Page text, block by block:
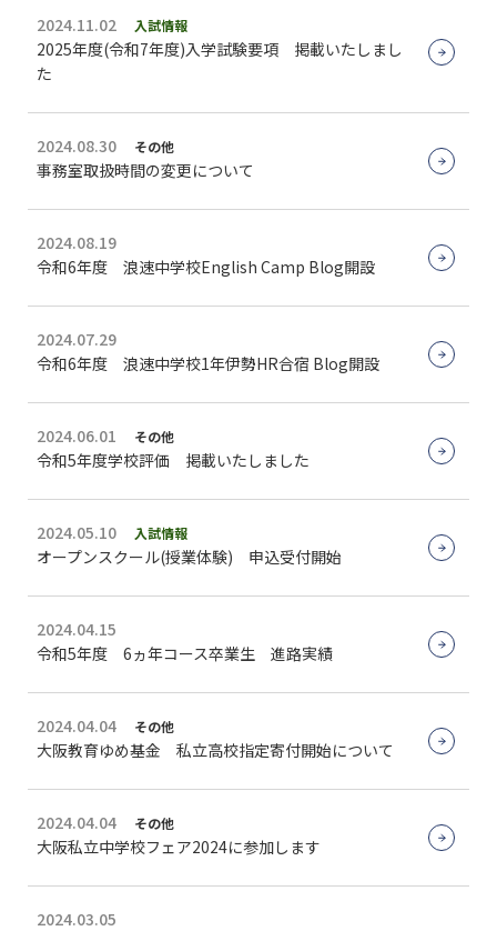
2024.11.02 入試情報
2025年度(令和7年度)入学試験要項 掲載いたしまし
た
2024.08.30 その他
事務室取扱時間の変更について
2024.08.19
令和6年度 浪速中学校English Camp Blog開設
2024.07.29
令和6年度 浪速中学校1年伊勢HR合宿 Blog開設
2024.06.01 その他
令和5年度学校評価 掲載いたしました
2024.05.10 入試情報
オープンスクール(授業体験) 申込受付開始
2024.04.15
令和5年度 6ヵ年コース卒業生 進路実績
2024.04.04 その他
大阪教育ゆめ基金 私立高校指定寄付開始について
2024.04.04 その他
大阪私立中学校フェア2024に参加します
2024.03.05